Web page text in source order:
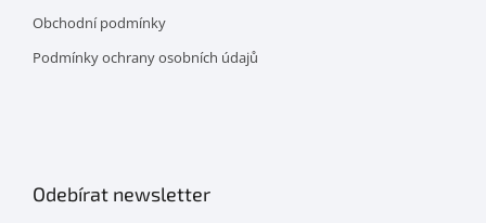
Obchodní podmínky
Podmínky ochrany osobních údajů
Odebírat newsletter